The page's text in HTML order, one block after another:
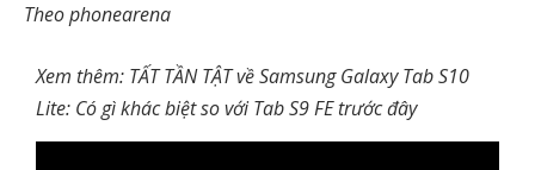
Theo phonearena
Xem thêm: TẤT TẦN TẬT về Samsung Galaxy Tab S10
Lite: Có gì khác biệt so với Tab S9 FE trước đây